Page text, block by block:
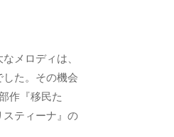
メロディは、
た。その機会
作『移民た
スティーナ』の